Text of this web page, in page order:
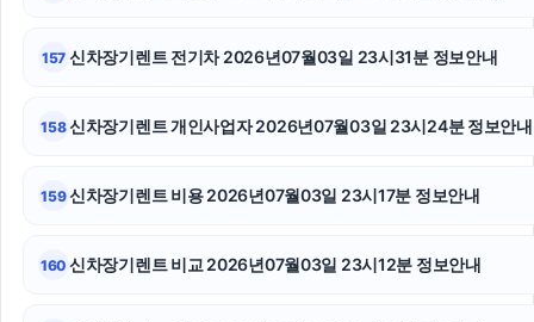
영등포하수구막힘
인스타 팔로워 구매
157 신차장기렌트 전기차 2026년07월03일 23시31분 정보안내
158신차장기렌트 개인사업자 2026년07월03일 23시24분 정보안내
159신차장기렌트 비용 2026년07월03일 23시17분 정보안내
160 신차장기렌트 비교 2026년07월03일 23시12분 정보안내